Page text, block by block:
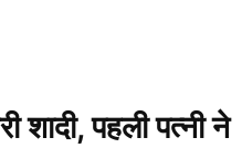
शादी, पहली पत्नी ने